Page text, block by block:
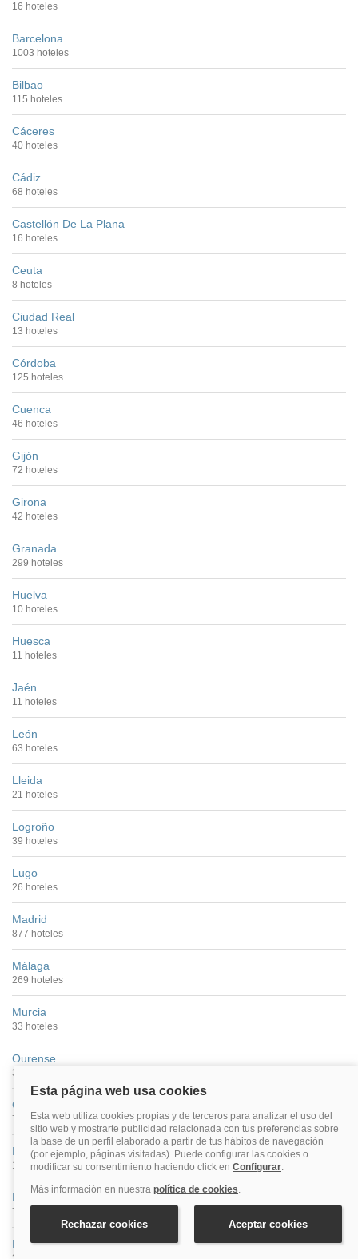
16 hoteles
Barcelona
1003 hoteles
Bilbao
115 hoteles
Cáceres
40 hoteles
Cádiz
68 hoteles
Castellón De La Plana
16 hoteles
Ceuta
8 hoteles
Ciudad Real
13 hoteles
Córdoba
125 hoteles
Cuenca
46 hoteles
Gijón
72 hoteles
Girona
42 hoteles
Granada
299 hoteles
Huelva
10 hoteles
Huesca
11 hoteles
Jaén
11 hoteles
León
63 hoteles
Lleida
21 hoteles
Logroño
39 hoteles
Lugo
26 hoteles
Madrid
877 hoteles
Málaga
269 hoteles
Murcia
33 hoteles
Ourense
35 hoteles
Oviedo
71 hoteles
Palencia
13 hoteles
Pamplona
73 hoteles
Pontevedra Ciudad